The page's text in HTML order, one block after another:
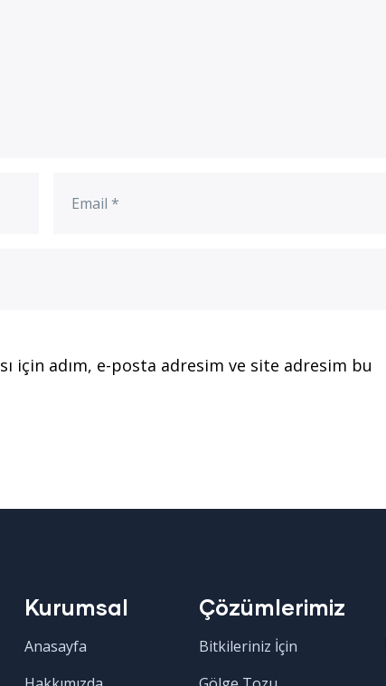
için adım, e-posta adresim ve site adresim bu
Kurumsal
Anasayfa
Çözümlerimiz
Bitkileriniz İçin